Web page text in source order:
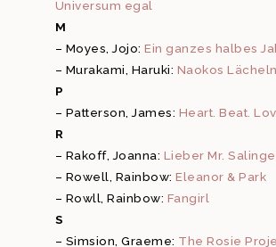
Universum egal
M
– Moyes, Jojo: Ein ganzes halbes
– Murakami, Haruki: Naokos Lächeln
P
– Patterson, James: Heart. Beat.
R
– Rakoff, Joanna: Lieber Mr.
– Rowell, Rainbow: Eleanor & Park
– Rowll, Rainbow: Fangirl
S
– Simsion, Graeme: The Rosie